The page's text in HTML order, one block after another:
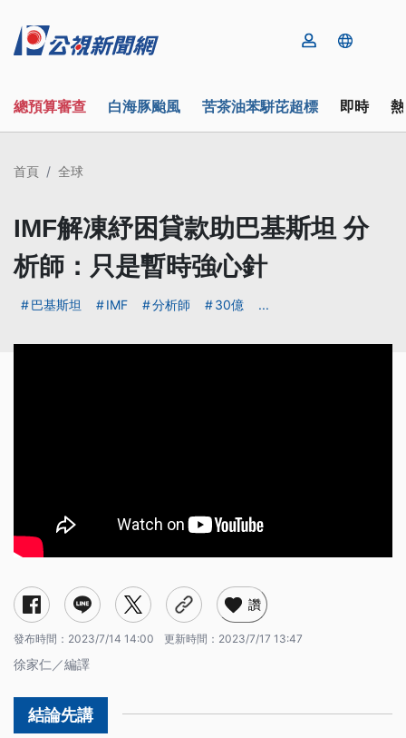
總預算審查 白海豚颱風 苦茶油苯駢芘超標 即時
首頁 全球
IMF解凍紓困貸款助巴基斯坦 分
析師：只是暫時強心針
巴基斯坦 IMF 分析師 30億 ...
讚
發布時間： 2023/7/14 14:00 更新時間： 2023/7/17 13:47
徐家仁／編譯